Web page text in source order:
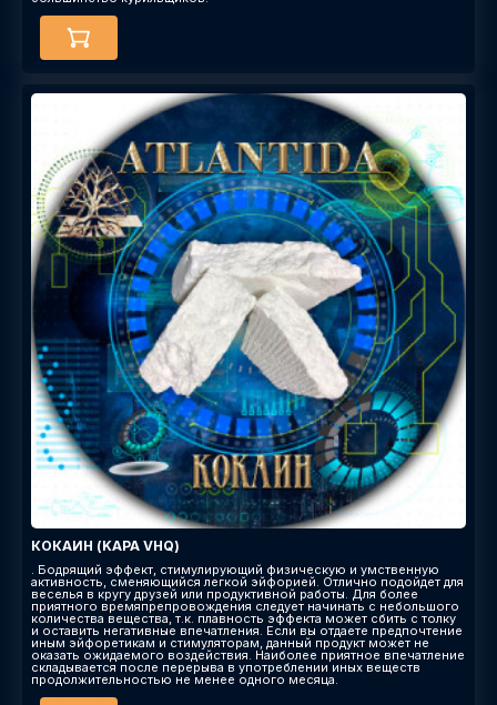
КОКАИН (KAPA VHQ)
. Бодрящий эффект, стимулирующий физическую и умственную
активность, сменяющийся легкой эйфорией. Отлично подойдет для
веселья в кругу друзей или продуктивной работы. Для более
приятного времяпрепровождения следует начинать с небольшого
количества вещества, т.к. плавность эффекта может сбить с толку
и оставить негативные впечатления. Если вы отдаете предпочтение
иным эйфоретикам и стимуляторам, данный продукт может не
оказать ожидаемого воздействия. Наиболее приятное впечатление
складывается после перерыва в употреблении иных веществ
продолжительностью не менее одного месяца.